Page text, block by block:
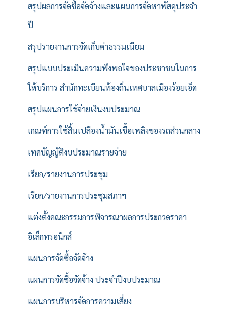
สรุปผลการจัดซื้อจัดจ้างและแผนการจัดหาพัสดุประจำ
ปี
สรุปรายงานการจัดเก็บค่าธรรมเนียม
สรุปแบบประเมินความพึงพอใจของประชาชนในการ
ให้บริการ สำนักทะเบียนท้องถิ่นเทศบาลเมืองร้อยเอ็ด
สรุปแผนการใช้จ่ายเงินงบประมาณ
เกณฑ์การใช้สิ้นเปลืองน้ำมันเชื้อเพลิงของรถส่วนกลาง
เทศบัญญัติงบประมาณรายจ่าย
เรียก/รายงานการประชุม
เรียก/รายงานการประชุมสภาฯ
แต่งตั้งคณะกรรมการพิจารณาผลการประกวดราคา
อิเล็กทรอนิกส์
แผนการจัดซื้อจัดจ้าง
แผนการจัดซื้อจัดจ้าง ประจำปีงบประมาณ
แผนการบริหารจัดการความเสี่ยง